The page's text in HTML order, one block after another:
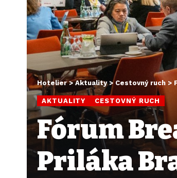
Hotelier>Aktuality>Cestovný ruch >
AKTUALITY CESTOVNÝ RUCH
Fórum
Priláka